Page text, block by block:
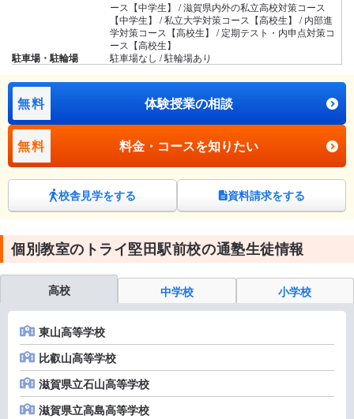
ース【中学生】 / 滋賀県内外の私立高校対策コース
【中学生】 / 私立大学対策コース【高校生】 / 内部進
学対策コース【高校生】 / 定期テスト・内申点対策コ
ース【高校生】
駐車場・駐輪場 駐車場なし / 駐輪場あり
無料 体験授業の相談
無料 料金・コースを知りたい
校舎見学をする 資料請求をする
個別教室のトライ堅田駅前校の通塾生徒情報
高校 中学校 小学校
東山高等学校
比叡山高等学校
滋賀県立石山高等学校
滋賀県立高島高等学校